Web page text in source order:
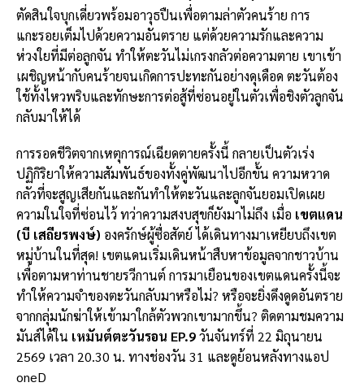
ตัดสินใจบุกเดี่ยวพร้อมอาวุธปืนเพื่อตามล่าตัวคนร้าย การ
แกะรอยเต็มไปด้วยความอันตราย แต่ด้วยความรักและความ
ห่วงใยที่มีต่อลูกจัน ทำให้ตะวันไม่เกรงกลัวต่อความตาย เขาเข้า
เผชิญหน้ากับคนร้ายจนเกิดการปะทะกันอย่างดุเดือด ตะวันต้อง
ใช้ทั้งไหวพริบและทักษะการต่อสู้ที่ซ่อนอยู่ในตัวเพื่อชิงตัวลูกจัน
กลับมาให้ได้
การรอดชีวิตจากเหตุการณ์เฉียดตายครั้งนี้ กลายเป็นตัวเร่ง
ปฏิกิริยาให้ความสัมพันธ์ของทั้งคู่พัฒนาไปอีกขั้น ความหวาด
กลัวที่จะสูญเสียกันและกันทำให้ตะวันและลูกจันยอมเปิดเผย
ความในใจที่ซ่อนไว้ ทว่าความสงบสุขก็ยังมาไม่ถึง เมื่อ เขตแดน
(บี เสถียรพงษ์) องครักษ์ผู้ซื่อสัตย์ ได้เดินทางมาเหยียบถึงเขต
หมู่บ้านในที่สุด! เขตแดนเริ่มเดินหน้าสืบหาข้อมูลจากชาวบ้าน
เพื่อตามหาท่านชายรวีกานต์ การมาเยือนของเขตแดนครั้งนี้จะ
ทำให้ความจำของตะวันกลับมาหรือไม่? หรือจะยิ่งดึงดูดอันตราย
จากกลุ่มนักฆ่าให้เข้ามาใกล้ตัวพวกเขามากขึ้น? ติดตามชมความ
มันส์ได้ใน เหมันต์ตะวันรอน EP.9วันจันทร์ที่ 22 มิถุนายน
2569 เวลา 20.30 น. ทางช่องวัน 31 และดูย้อนหลังทางแอป
oneD